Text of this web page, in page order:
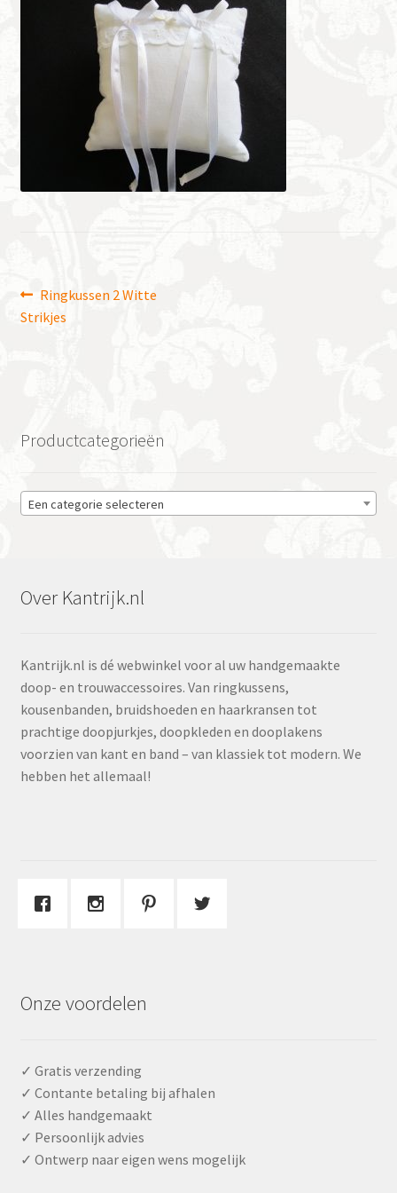
Bericht
navigatie
Vorig
bericht:
Ringkussen 2 Witte
Strikjes
Productcategorieën
Een categorie selecteren
Over Kantrijk.nl
Kantrijk.nl is dé webwinkel voor al uw handgemaakte
doop- en trouwaccessoires. Van ringkussens,
kousenbanden, bruidshoeden en haarkransen tot
prachtige doopjurkjes, doopkleden en dooplakens
voorzien van kant en band – van klassiek tot modern. We
hebben het allemaal!
Onze voordelen
✓ Gratis verzending
✓ Contante betaling bij afhalen
✓ Alles handgemaakt
✓ Persoonlijk advies
✓ Ontwerp naar eigen wens mogelijk